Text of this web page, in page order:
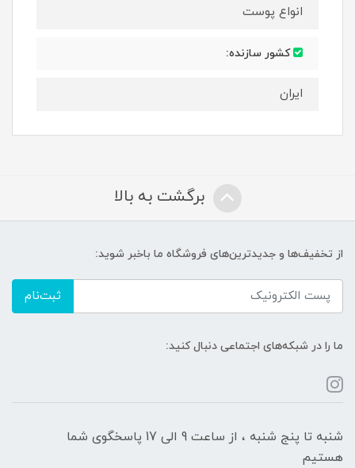
انواع پوست
کشور سازنده:
ایران
برگشت به بالا
از تخفیف‌ها و جدیدترین‌های فروشگاه ما باخبر شوید:
ثبت‌نام
ما را در شبکه‌های اجتماعی دنبال کنید:
شنبه تا پنج شنبه ، از ساعت 9 الی 17 پاسخگوی شما
هستیم